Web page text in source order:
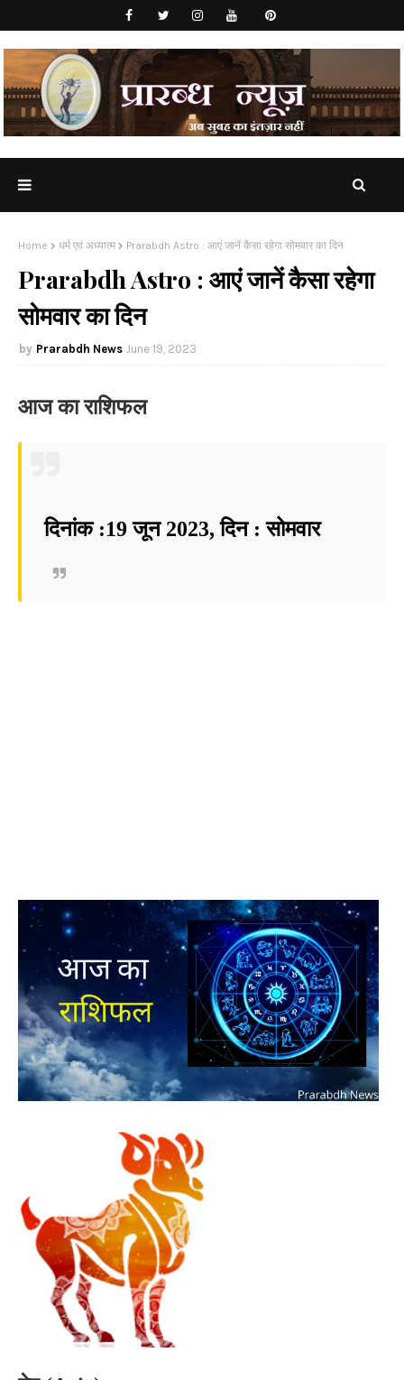
Home धर्म एवं अध्यात्म Prarabdh Astro : आएं जानें कैसा रहेगा सोमवार का दिन
Prarabdh Astro : आएं जानें कैसा रहेगा
सोमवार का दिन
Prarabdh News June 19, 2023
आज का राशिफल
दिनांक :19 जून 2023, दिन : सोमवार